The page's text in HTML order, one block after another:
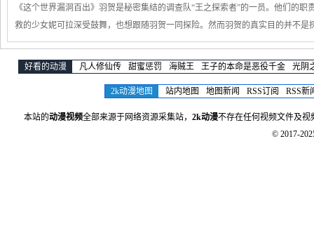
《这个世界漏洞百出》羽贺是秘密集结的调查队“王之探索者”的一员。他们的
救的少女妮可拉深受鼓舞，也想跟随羽贺一同探险。然而羽贺的真实目的并不
好看的动漫 凡人修仙传 甜蜜惩罚 海贼王 王子的本命是恶役千金 光阴
2k动漫地图 站内地图 地图新闻 RSS订阅 RSS新
本站的动漫视频全部来源于网络资源采集站， 2k动漫不存在任何视频文件及视
© 2017-